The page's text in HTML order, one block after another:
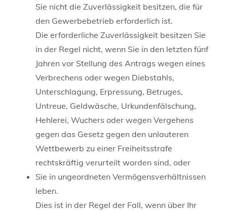
Sie nicht die Zuverlässigkeit besitzen, die für
den Gewerbebetrieb erforderlich ist.
Die erforderliche Zuverlässigkeit besitzen Sie
in der Regel nicht, wenn Sie in den letzten fünf
Jahren vor Stellung des Antrags wegen eines
Verbrechens oder wegen Diebstahls,
Unterschlagung, Erpressung, Betruges,
Untreue, Geldwäsche, Urkundenfälschung,
Hehlerei, Wuchers oder wegen Vergehens
gegen das Gesetz gegen den unlauteren
Wettbewerb zu einer Freiheitsstrafe
rechtskräftig verurteilt worden sind, oder
Sie in ungeordneten Vermögensverhältnissen
leben.
Dies ist in der Regel der Fall, wenn über Ihr